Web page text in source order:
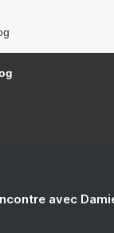
avec